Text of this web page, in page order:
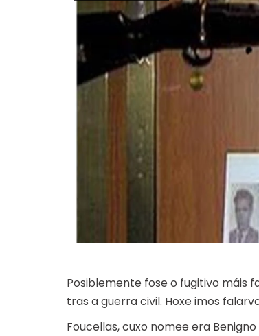
Posiblemente fose o fugitivo máis
tras a guerra civil. Hoxe imos
Foucellas, cuxo nomee era